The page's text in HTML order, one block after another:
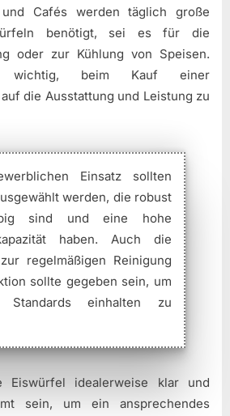
und Cafés werden täglich große
benötigt, sei es für die
oder zur Kühlung von Speisen.
beim Kauf einer
die Ausstattung und Leistung zu
Einsatz sollten
werden, die robust
sind und eine hohe
haben. Auch die
regelmäßigen Reinigung
sollte gegeben sein, um
Standards einhalten zu
Eiswürfel idealerweise klar und
sein, um ein ansprechendes